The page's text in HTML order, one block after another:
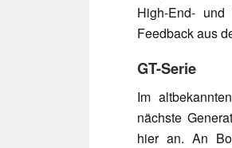
High-End-
Feedback aus
GT-Serie
Im
nächste
hier an. An